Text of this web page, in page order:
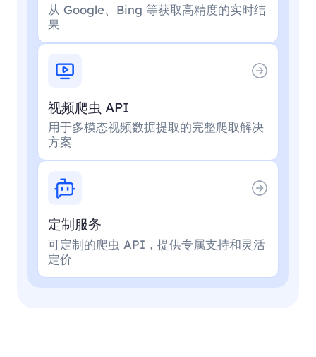
从 Google、Bing 等获取高精度的实时结
果
视频爬虫 API
用于多模态视频数据提取的完整爬取解决
方案
定制服务
可定制的爬虫 API，提供专属支持和灵活
定价